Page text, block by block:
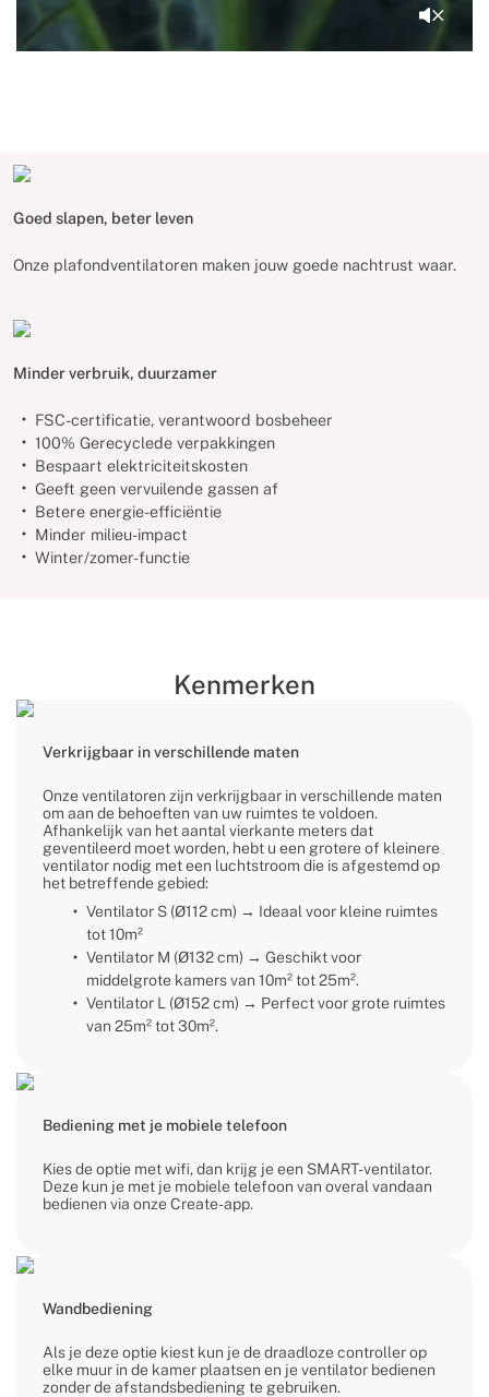
Goed slapen, beter leven
Onze plafondventilatoren maken jouw goede nachtrust waar.
Minder verbruik, duurzamer
FSC-certificatie, verantwoord bosbeheer
100% Gerecyclede verpakkingen
Bespaart elektriciteitskosten
Geeft geen vervuilende gassen af
Betere energie-efficiëntie
Minder milieu-impact
Winter/zomer-functie
Kenmerken
Verkrijgbaar in verschillende maten
Onze ventilatoren zijn verkrijgbaar in verschillende maten
om aan de behoeften van uw ruimtes te voldoen.
Afhankelijk van het aantal vierkante meters dat
geventileerd moet worden, hebt u een grotere of kleinere
ventilator nodig met een luchtstroom die is afgestemd op
het betreffende gebied:
Ventilator S (Ø112 cm) → Ideaal voor kleine ruimtes
tot 10m²
Ventilator M (Ø132 cm) → Geschikt voor
middelgrote kamers van 10m² tot 25m².
Ventilator L (Ø152 cm) → Perfect voor grote ruimtes
van 25m² tot 30m².
Bediening met je mobiele telefoon
Kies de optie met wifi, dan krijg je een SMART-ventilator.
Deze kun je met je mobiele telefoon van overal vandaan
bedienen via onze Create-app.
Wandbediening
Als je deze optie kiest kun je de draadloze controller op
elke muur in de kamer plaatsen en je ventilator bedienen
zonder de afstandsbediening te gebruiken.